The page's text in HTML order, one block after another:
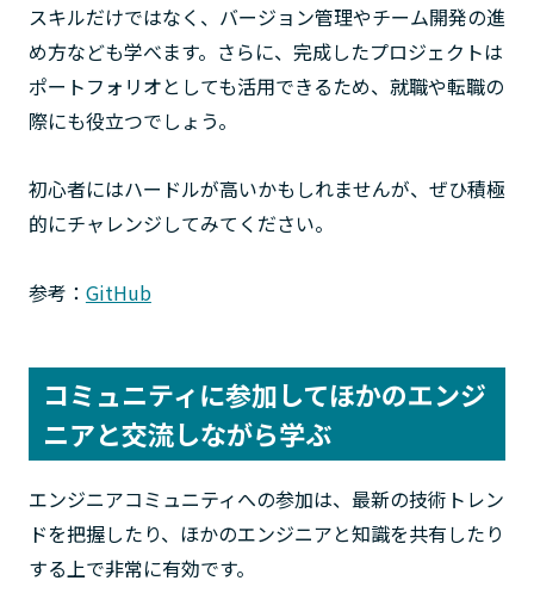
スキルだけではなく、バージョン管理やチーム開発の進
め方なども学べます。さらに、完成したプロジェクトは
ポートフォリオとしても活用できるため、就職や転職の
際にも役立つでしょう。
初心者にはハードルが高いかもしれませんが、ぜひ積極
的にチャレンジしてみてください。
参考： GitHub
コミュニティに参加してほかのエンジ
ニアと交流しながら学ぶ
エンジニアコミュニティへの参加は、最新の技術トレン
ドを把握したり、ほかのエンジニアと知識を共有したり
する上で非常に有効です。